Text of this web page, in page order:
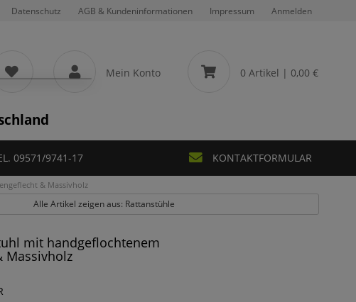
Datenschutz AGB & Kundeninformationen Impressum Anmelden
Mein Konto 0 Artikel | 0,00 €
09571/9741-17 KONTAKTFORMULAR
& Massivholz
Alle Artikel zeigen aus: Rattanstühle
mit handgeflochtenem
Massivholz